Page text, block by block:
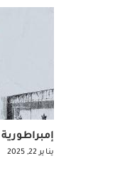
يناير 22, 2025